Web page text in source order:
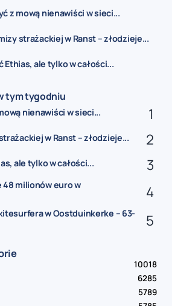
z mową nienawiści w sieci...
strażackiej w Ranst – złodzieje...
Ethias, ale tylko w całości...
tym tygodniu
nienawiści w sieci...
w Ranst – złodzieje...
ale tylko w całości...
48 milionów euro w
w Oostduinkerke – 63-
10018
6285
5789